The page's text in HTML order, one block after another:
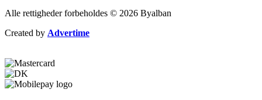
Alle rettigheder forbeholdes © 2026 Byalban
Created by Advertime